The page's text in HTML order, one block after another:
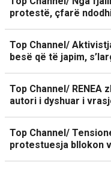
protestë, çfarë
Top Channel/
besë që të japim,
Top Channel/
autori i dyshuar i
Top Channel/
protestuesja bllokon